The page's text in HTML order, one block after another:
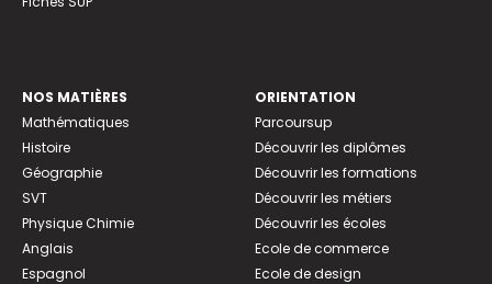
NOS MATIÈRES
Mathématiques
Histoire
Géographie
SVT
Physique Chimie
Anglais
Espagnol
ORIENTATION
Parcoursup
Découvrir les diplômes
Découvrir les formations
Découvrir les métiers
Découvrir les écoles
Ecole de commerce
Ecole de design